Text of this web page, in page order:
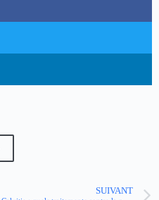
SUIVANT